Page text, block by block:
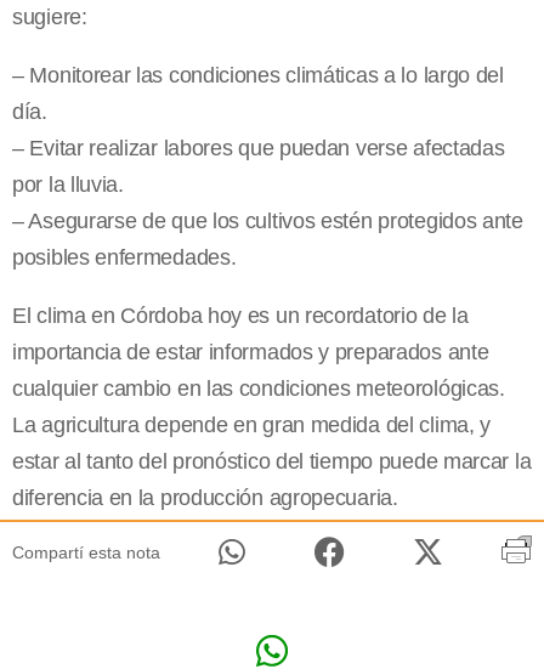
sugiere:
– Monitorear las condiciones climáticas a lo largo del
día.
– Evitar realizar labores que puedan verse afectadas
por la lluvia.
– Asegurarse de que los cultivos estén protegidos ante
posibles enfermedades.
El clima en Córdoba hoy es un recordatorio de la
importancia de estar informados y preparados ante
cualquier cambio en las condiciones meteorológicas.
La agricultura depende en gran medida del clima, y
estar al tanto del pronóstico del tiempo puede marcar la
diferencia en la producción agropecuaria.
Compartí esta nota